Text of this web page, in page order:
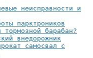
неисправности и
парктроников
тормозной барабан?
внедорожник
самосвал с